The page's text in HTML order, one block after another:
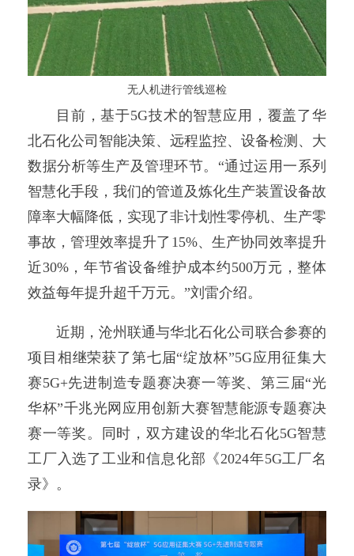
无人机进行管线巡检
目前，基于5G技术的智慧应用，覆盖了华
北石化公司智能决策、远程监控、设备检测、大
数据分析等生产及管理环节。“通过运用一系列
智慧化手段，我们的管道及炼化生产装置设备故
障率大幅降低，实现了非计划性零停机、生产零
事故，管理效率提升了15%、生产协同效率提升
近30%，年节省设备维护成本约500万元，整体
效益每年提升超千万元。”刘雷介绍。
近期，沧州联通与华北石化公司联合参赛的
项目相继荣获了第七届“绽放杯”5G应用征集大
赛5G+先进制造专题赛决赛一等奖、第三届“光
华杯”千兆光网应用创新大赛智慧能源专题赛决
赛一等奖。同时，双方建设的华北石化5G智慧
工厂入选了工业和信息化部《2024年5G工厂名
录》。